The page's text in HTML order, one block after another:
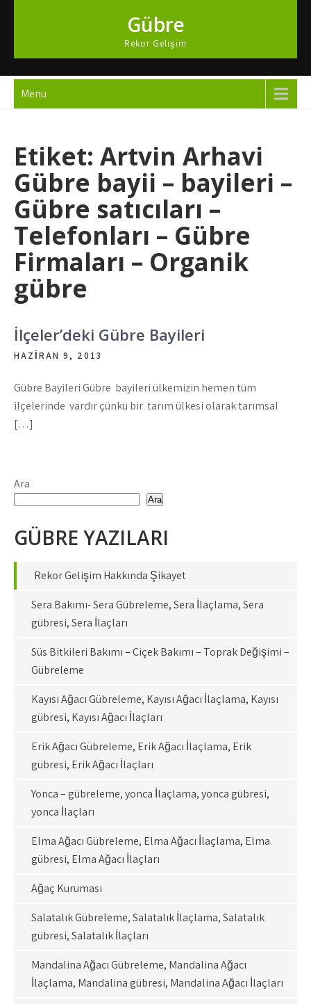
Gübre
Rekor Gelişim
Menu
Etiket: Artvin Arhavi
Gübre bayii – bayileri –
Gübre satıcıları –
Telefonları – Gübre
Firmaları – Organik
gübre
İlçeler’deki Gübre Bayileri
HAZIRAN 9, 2013
Gübre Bayileri Gübre bayileri ülkemizin hemen tüm
ilçelerinde vardır çünkü bir tarım ülkesi olarak tarımsal
[…]
Ara
Ara
GÜBRE YAZILARI
Rekor Gelişim Hakkında Şikayet
Sera Bakımı- Sera Gübreleme, Sera İlaçlama, Sera
gübresi, Sera İlaçları
Süs Bitkileri Bakımı – Çiçek Bakımı – Toprak Değişimi –
Gübreleme
Kayısı Ağacı Gübreleme, Kayısı Ağacı İlaçlama, Kayısı
gübresi, Kayısı Ağacı İlaçları
Erik Ağacı Gübreleme, Erik Ağacı İlaçlama, Erik
gübresi, Erik Ağacı İlaçları
Yonca – gübreleme, yonca İlaçlama, yonca gübresi,
yonca İlaçları
Elma Ağacı Gübreleme, Elma Ağacı İlaçlama, Elma
gübresi, Elma Ağacı İlaçları
Ağaç Kuruması
Salatalık Gübreleme, Salatalık İlaçlama, Salatalık
gübresi, Salatalık İlaçları
Mandalina Ağacı Gübreleme, Mandalina Ağacı
İlaçlama, Mandalina gübresi, Mandalina Ağacı İlaçları